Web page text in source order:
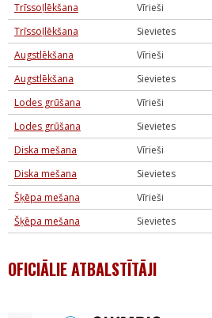
Trīssoļlēkšana
Vīrieši
Trīssoļlēkšana
Sievietes
Augstlēkšana
Vīrieši
Augstlēkšana
Sievietes
Lodes grūšana
Vīrieši
Lodes grūšana
Sievietes
Diska mešana
Vīrieši
Diska mešana
Sievietes
Šķēpa mešana
Vīrieši
Šķēpa mešana
Sievietes
OFICIĀLIE ATBALSTĪTĀJI